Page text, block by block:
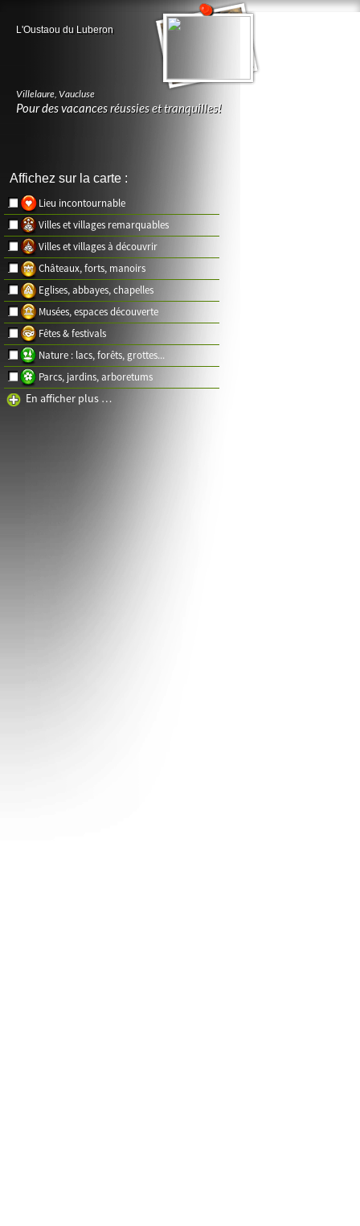
L'Oustaou du Luberon
Villelaure, Vaucluse
Pour des vacances réussies et tranquilles!
Affichez sur la carte :
Lieu incontournable
Villes et villages remarquables
Villes et villages à découvrir
Châteaux, forts, manoirs
Eglises, abbayes, chapelles
Musées, espaces découverte
Fêtes & festivals
Nature : lacs, forêts, grottes...
Parcs, jardins, arboretums
En afficher plus …